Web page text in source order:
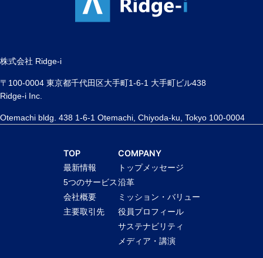
株式会社 Ridge-i
〒100-0004 東京都千代田区大手町1-6-1 大手町ビル438
Ridge-i Inc.
Otemachi bldg. 438 1-6-1 Otemachi, Chiyoda-ku, Tokyo 100-0004
TOP
最新情報
5つのサービス
会社概要
主要取引先
COMPANY
トップメッセージ
沿革
ミッション・バリュー
役員プロフィール
サステナビリティ
メディア・講演